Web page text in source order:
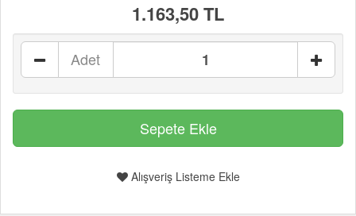
1.163,50 TL
Adet
Alışveriş Listeme Ekle